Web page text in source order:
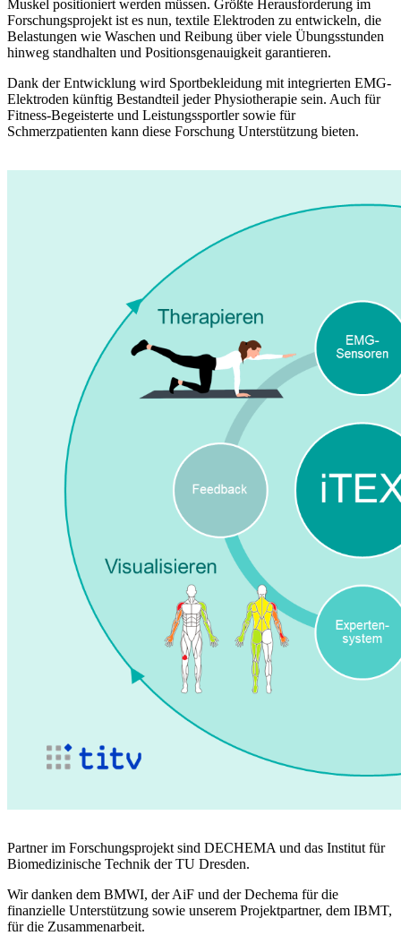
Muskel positioniert werden müssen. Größte Herausforderung im
Forschungsprojekt ist es nun, textile Elektroden zu entwickeln, die
Belastungen wie Waschen und Reibung über viele Übungsstunden
hinweg standhalten und Positionsgenauigkeit garantieren.
Dank der Entwicklung wird Sportbekleidung mit integrierten EMG-
Elektroden künftig Bestandteil jeder Physiotherapie sein. Auch für
Fitness-Begeisterte und Leistungssportler sowie für
Schmerzpatienten kann diese Forschung Unterstützung bieten.
Partner im Forschungsprojekt sind DECHEMA und das Institut für
Biomedizinische Technik der TU Dresden.
Wir danken dem BMWI, der AiF und der Dechema für die
finanzielle Unterstützung sowie unserem Projektpartner, dem IBMT,
für die Zusammenarbeit.